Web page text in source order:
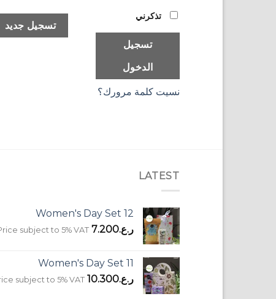
تذكرني
تسجيل
الدخول
نسيت كلمة مرورك؟
تسجيل جديد
LATEST
Women's Day Set 12
ر.ع.7.200
subject to 5% VAT
Women's Day Set 11
ر.ع.10.300
subject to 5% VAT